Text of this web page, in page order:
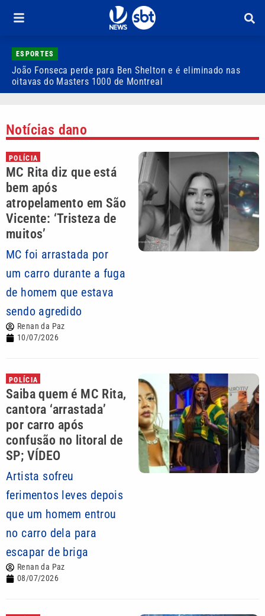
ESPORTES
João Fonseca perde para Ben Shelton e é eliminado nas
oitavas do Masters 1000 de Montreal
Notícias dano
POLÍCIA
MC Rita diz que está
bem após
atropelamento em São
Vicente: ‘Tristeza de
muitos’
MC foi arrastada por
um carro durante a fuga
de homem que estava
sendo agredido
Renan da Paz
10/07/2026
POLÍCIA
Saiba quem é MC Rita,
cantora ‘arrastada’
por carro após
confusão no litoral de
SP; VÍDEO
Artista sofreu
ferimentos leves depois
que um homem entrou
no carro dela para
escapar de briga
Renan da Paz
08/07/2026